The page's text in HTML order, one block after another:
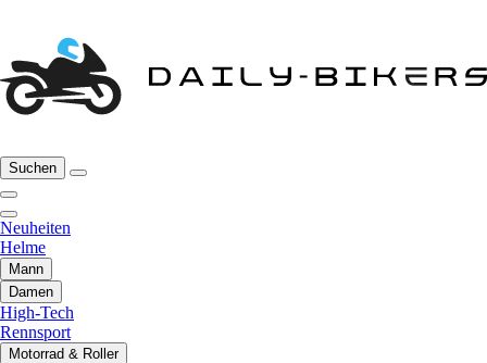
Suchen
Neuheiten
Helme
Mann
Damen
High-Tech
Rennsport
Motorrad & Roller